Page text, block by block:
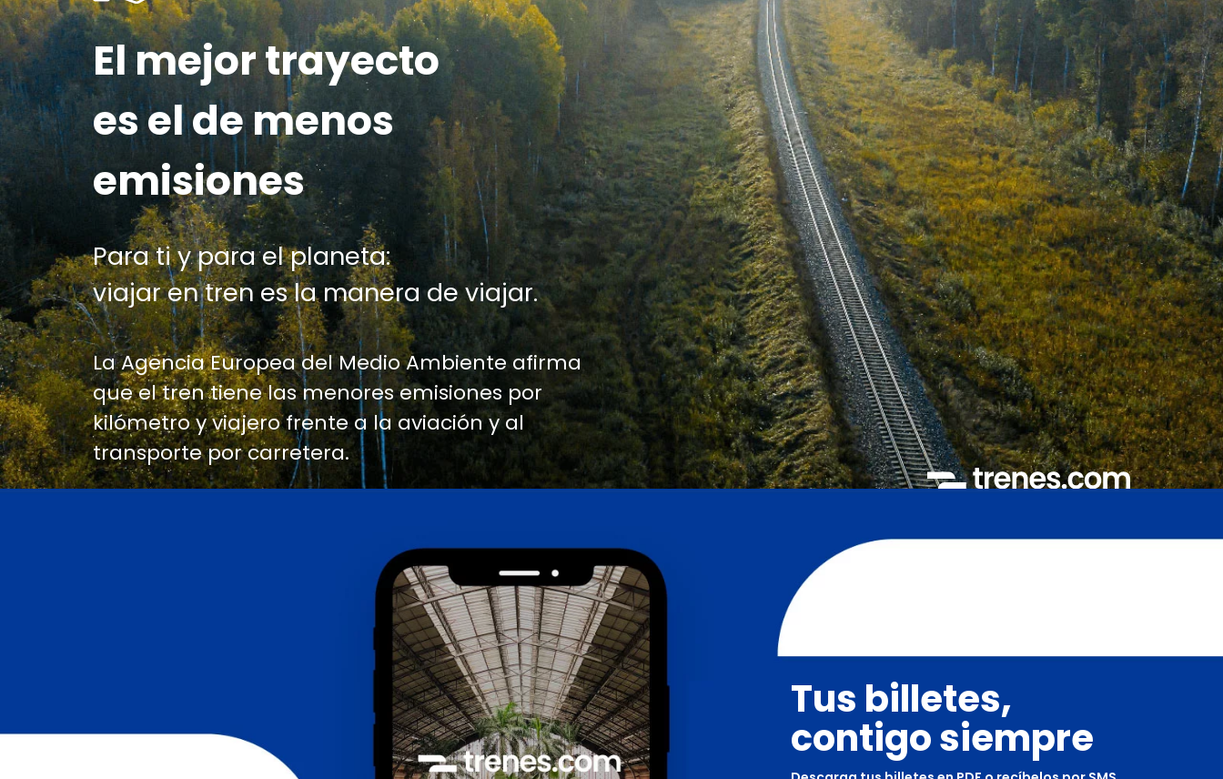
El mejor trayecto
es el de menos
emisiones
Para ti y para el planeta:
viajar en tren es la manera de viajar.
La Agencia Europea del Medio Ambiente afirma
que el tren tiene las menores emisiones por
kilómetro y viajero frente a la aviación y al
transporte por carretera.
Tus billetes,
contigo siempre